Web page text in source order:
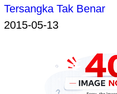
Tersangka Tak Benar
2015-05-13